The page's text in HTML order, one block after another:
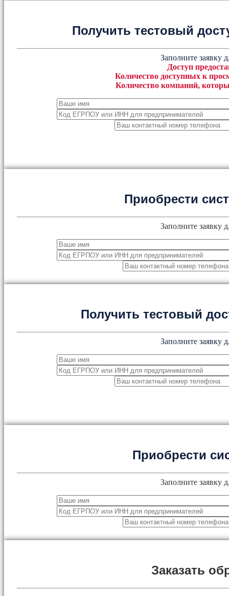
Получить тестовый
Заполните заявку
Доступ
Количество доступных к
Количество компаний,
Приобрести
Заполните заявку
Получить тестовый
Заполните заявку
Приобрести
Заполните заявку
Заказать